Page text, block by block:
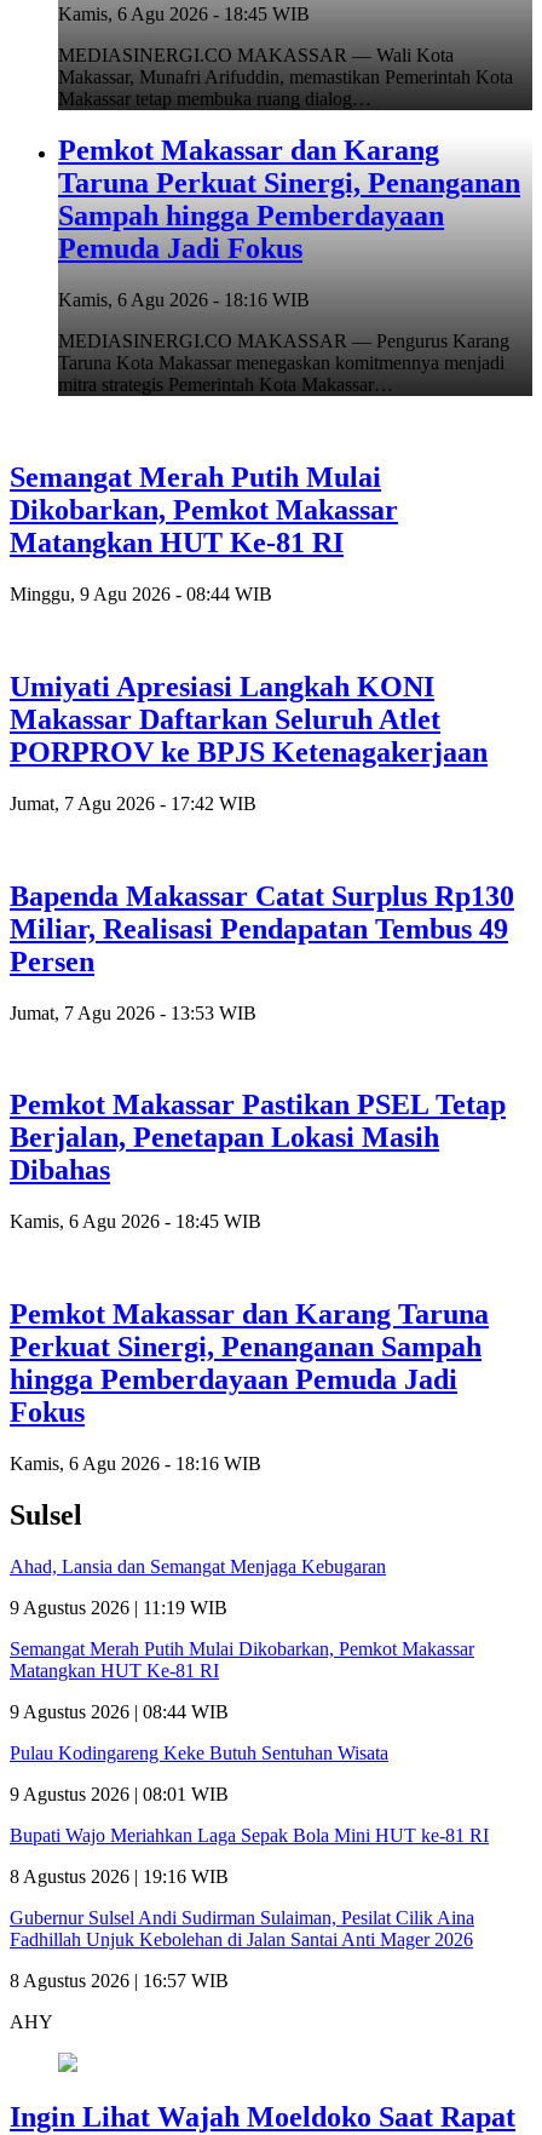
Kamis, 6 Agu 2026 - 18:45 WIB
MEDIASINERGI.CO MAKASSAR — Wali Kota
Makassar, Munafri Arifuddin, memastikan Pemerintah Kota
Makassar tetap membuka ruang dialog…
Pemkot Makassar dan Karang
Taruna Perkuat Sinergi, Penanganan
Sampah hingga Pemberdayaan
Pemuda Jadi Fokus
Kamis, 6 Agu 2026 - 18:16 WIB
MEDIASINERGI.CO MAKASSAR — Pengurus Karang
Taruna Kota Makassar menegaskan komitmennya menjadi
mitra strategis Pemerintah Kota Makassar…
Semangat Merah Putih Mulai
Dikobarkan, Pemkot Makassar
Matangkan HUT Ke-81 RI
Minggu, 9 Agu 2026 - 08:44 WIB
Umiyati Apresiasi Langkah KONI
Makassar Daftarkan Seluruh Atlet
PORPROV ke BPJS Ketenagakerjaan
Jumat, 7 Agu 2026 - 17:42 WIB
Bapenda Makassar Catat Surplus Rp130
Miliar, Realisasi Pendapatan Tembus 49
Persen
Jumat, 7 Agu 2026 - 13:53 WIB
Pemkot Makassar Pastikan PSEL Tetap
Berjalan, Penetapan Lokasi Masih
Dibahas
Kamis, 6 Agu 2026 - 18:45 WIB
Pemkot Makassar dan Karang Taruna
Perkuat Sinergi, Penanganan Sampah
hingga Pemberdayaan Pemuda Jadi
Fokus
Kamis, 6 Agu 2026 - 18:16 WIB
Sulsel
Ahad, Lansia dan Semangat Menjaga Kebugaran
9 Agustus 2026 | 11:19 WIB
Semangat Merah Putih Mulai Dikobarkan, Pemkot Makassar
Matangkan HUT Ke-81 RI
9 Agustus 2026 | 08:44 WIB
Pulau Kodingareng Keke Butuh Sentuhan Wisata
9 Agustus 2026 | 08:01 WIB
Bupati Wajo Meriahkan Laga Sepak Bola Mini HUT ke-81 RI
8 Agustus 2026 | 19:16 WIB
Gubernur Sulsel Andi Sudirman Sulaiman, Pesilat Cilik Aina
Fadhillah Unjuk Kebolehan di Jalan Santai Anti Mager 2026
8 Agustus 2026 | 16:57 WIB
AHY
Ingin Lihat Wajah Moeldoko Saat Rapat